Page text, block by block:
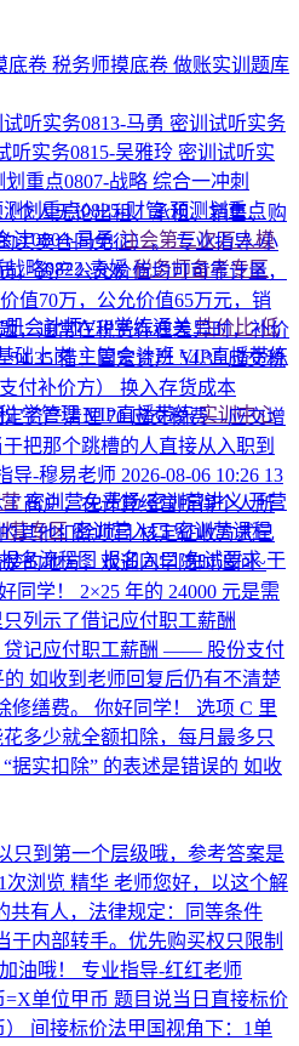
底卷 税务师摸底卷 做账实训题库
听实务0813-马勇 密训试听实务
听实务0815-吴雅玲 密训试听实
划重点0807-战略 综合一冲刺
测划重点0825-财管预测划重点
计0804-马勇注会第三次万人模
战略0822-袁媛税务师备考专区
册会计师VIP学练通关性价比·低
础上岗主管会计班 VIP直播带练
学管理VIP直播带练实训中心
营密训营免费场密训营讲义开营
营专区密训营入口密训营课程
报名流程图报名入口免试要求干
个人无论出租、承租、销售、购
买卖合同免征）。专业指导-小
资产公允价值均可可靠计量，
值70万，公允价值65万元，销
，通常在税费存在差异时，补价
借：固定资产 54.35 应交税
付补价方） 换入存货成本
定资产清理 70 应交税费—应交增
把那个跳槽的人直接从入职到
导-穆易老师 2026-08-06 10:26 13
商户，在计算经营所得个人所
其他扣除项目 核定征收方式已
的地方，欢迎同学随时追问~
同学！ 2×25 年的 24000 元是需
列示了借记应付职工薪酬
贷记应付职工薪酬 —— 股份支付
如收到老师回复后仍有不清楚
修缮费。 你好同学！ 选项 C 里
多少就全额扣除，每月最多只
据实扣除” 的表述是错误的 如收
只到第一个层级哦，参考答案是
次浏览 精华 老师您好，以这个解
共有人，法律规定：同等条件
内部转手。优先购买权只限制
油哦！
专业指导-红红老师
单位甲币 题目说当日直接标价
） 间接标价法甲国视角下：1单